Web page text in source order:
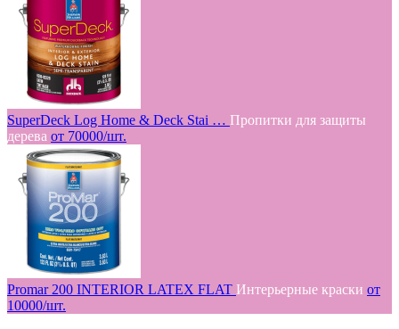
SuperDeck Log Home & Deck Stai … Пропитки для защиты
дерева от 70000/шт.
Promar 200 INTERIOR LATEX FLAT Интерьерные краски от
10000/шт.